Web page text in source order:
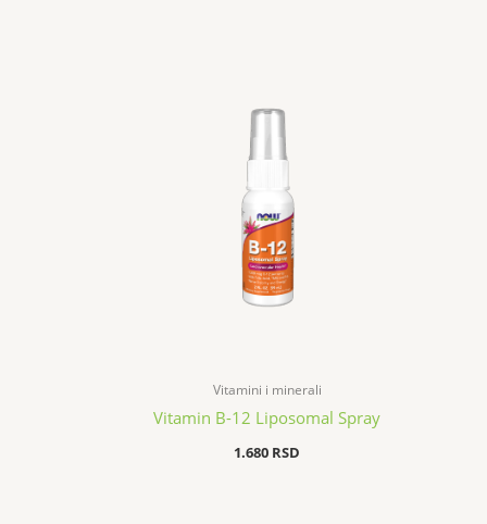
Vitamini i minerali
Vitamin B-12 Liposomal Spray
1.680 RSD